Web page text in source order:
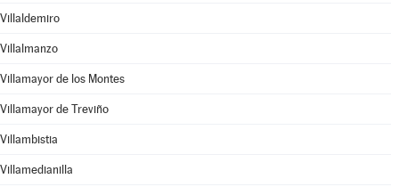
Villaldemiro
Villalmanzo
Villamayor de los Montes
Villamayor de Treviño
Villambistia
Villamedianilla